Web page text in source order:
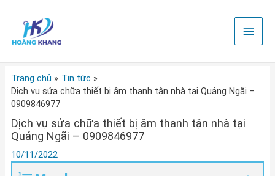
dung
Menu
chính
Trang chủ
Tin tức
Dịch vụ sửa chữa thiết bị âm thanh tận nhà tại Quảng Ngãi –
0909846977
Dịch vụ sửa chữa thiết bị âm thanh tận nhà tại
Quảng Ngãi – 0909846977
10/11/2022